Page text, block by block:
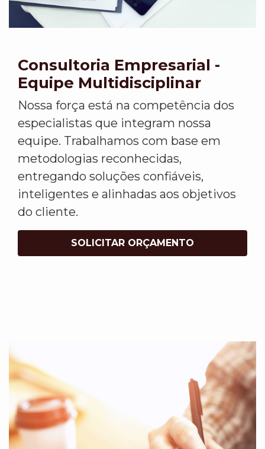
Consultoria Empresarial -
Equipe Multidisciplinar
Nossa força está na competência dos
especialistas que integram nossa
equipe. Trabalhamos com base em
metodologias reconhecidas,
entregando soluções confiáveis,
inteligentes e alinhadas aos objetivos
do cliente.
SOLICITAR ORÇAMENTO